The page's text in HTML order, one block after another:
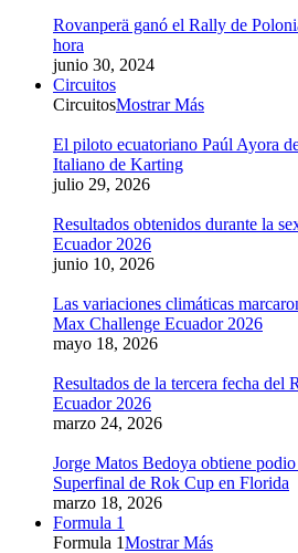
Rovanperä ganó el Rally de
hora
junio 30, 2024
Circuitos
CircuitosMostrar Más
El piloto ecuatoriano Paúl Ayora
Italiano de Karting
julio 29, 2026
Resultados obtenidos durante la
Ecuador 2026
junio 10, 2026
Las variaciones climáticas
Max Challenge Ecuador 2026
mayo 18, 2026
Resultados de la tercera fecha del
Ecuador 2026
marzo 24, 2026
Jorge Matos Bedoya obtiene
Superfinal de Rok Cup en Florida
marzo 18, 2026
Formula 1
Formula 1Mostrar Más